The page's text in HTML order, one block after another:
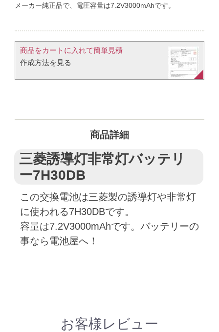
メーカー純正品で、電圧容量は7.2V3000mAhです。
商品をカートに入れて簡単見積​
作成方法を見る​​
商品詳細
三菱誘導灯非常灯バッテリ
ー7H30DB
この交換電池は三菱製の誘導灯や非常灯
に使われる7H30DBです。
容量は7.2V3000mAhです。バッテリーの
事なら電池屋へ！
お客様レビュー